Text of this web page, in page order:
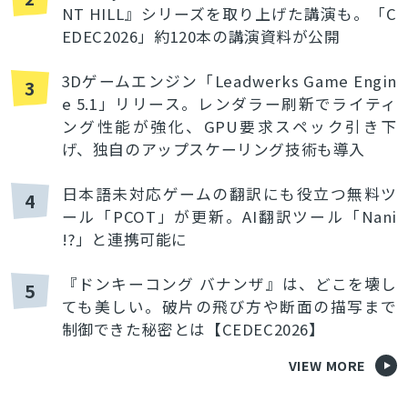
NT HILL』シリーズを取り上げた講演も。「C
EDEC2026」約120本の講演資料が公開
3
3Dゲームエンジン「Leadwerks Game Engin
e 5.1」リリース。レンダラー刷新でライティ
ング性能が強化、GPU要求スペック引き下
げ、独自のアップスケーリング技術も導入
4
日本語未対応ゲームの翻訳にも役立つ無料ツ
ール「PCOT」が更新。AI翻訳ツール「Nani
!?」と連携可能に
5
『ドンキーコング バナンザ』は、どこを壊し
ても美しい。破片の飛び方や断面の描写まで
制御できた秘密とは【CEDEC2026】
VIEW MORE